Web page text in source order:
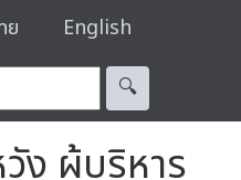
ย English
🔍︎
ง ผู้บริหาร